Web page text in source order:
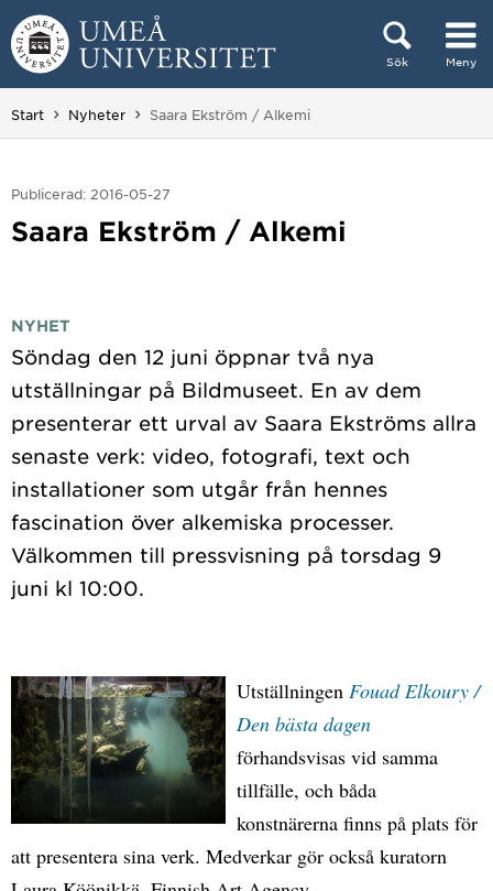
Hoppa direkt till innehållet
Sök Meny
Huvudmenyn dold.
Start Nyheter Du är här:
Saara Ekström / Alkemi
Publicerad: 2016-05-27
Saara Ekström / Alkemi
NYHET
Söndag den 12 juni öppnar två nya
utställningar på Bildmuseet. En av dem
presenterar ett urval av Saara Ekströms allra
senaste verk: video, fotografi, text och
installationer som utgår från hennes
fascination över alkemiska processer.
Välkommen till pressvisning på torsdag 9
UtställningenFouad Elkoury /
Den bästa dagen
förhandsvisas vid samma
tillfälle, och båda
konstnärerna finns på plats för
att presentera sina verk. Medverkar gör också kuratorn